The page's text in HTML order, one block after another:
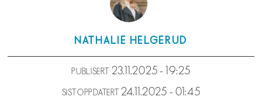
NATHALIE HELGERUD
PUBLISERT 23.11.2025 - 19:25
SIST OPPDATERT 24.11.2025 - 01:45